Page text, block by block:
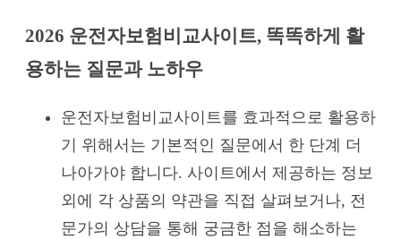
2026 운전자보험비교사이트, 똑똑하게 활
용하는 질문과 노하우
운전자보험비교사이트를 효과적으로 활용하
기 위해서는 기본적인 질문에서 한 단계 더
나아가야 합니다. 사이트에서 제공하는 정보
외에 각 상품의 약관을 직접 살펴보거나, 전
문가의 상담을 통해 궁금한 점을 해소하는